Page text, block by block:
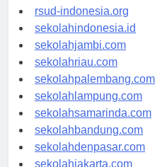
rsudkisaran-asahankab.org
rsud-indonesia.org
sekolahindonesia.id
sekolahjambi.com
sekolahriau.com
sekolahpalembang.com
sekolahlampung.com
sekolahsamarinda.com
sekolahbandung.com
sekolahdenpasar.com